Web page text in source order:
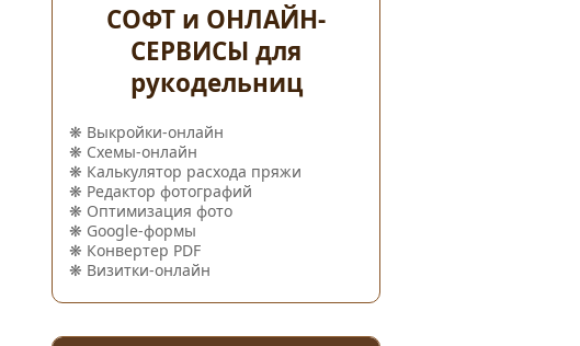
СОФТ и ОНЛАЙН-
СЕРВИСЫ для
рукодельниц
❋ Выкройки-онлайн
❋ Схемы-онлайн
❋ Калькулятор расхода пряжи
❋ Редактор фотографий
❋ Оптимизация фото
❋ Google-формы
❋ Конвертер PDF
❋ Визитки-онлайн